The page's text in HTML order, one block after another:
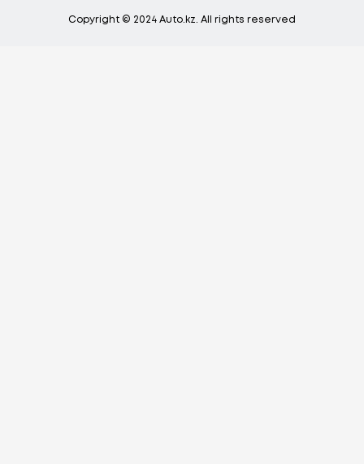
Copyright © 2024 Auto.kz. All rights reserved